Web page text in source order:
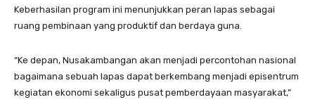
Keberhasilan program ini menunjukkan peran lapas sebagai
ruang pembinaan yang produktif dan berdaya guna.
“Ke depan, Nusakambangan akan menjadi percontohan nasional
bagaimana sebuah lapas dapat berkembang menjadi episentrum
kegiatan ekonomi sekaligus pusat pemberdayaan masyarakat,”